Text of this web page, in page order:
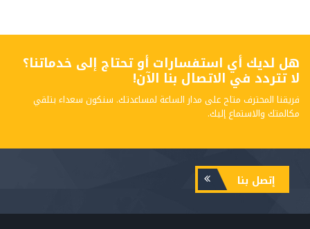
هل لديك أي استفسارات أو تحتاج إلى خدماتنا؟
لا تتردد في الاتصال بنا الآن!
فريقنا المحترف متاح على مدار الساعة لمساعدتك. سنكون سعداء بتلقي
مكالمتك والاستماع إليك.
إتصل بنا